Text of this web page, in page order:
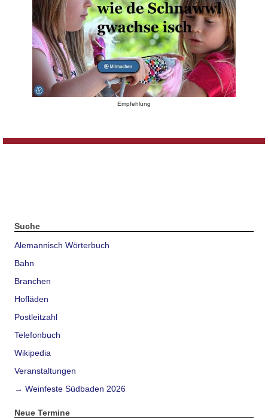
Empfehlung
Suche
Alemannisch Wörterbuch
Bahn
Branchen
Hofläden
Postleitzahl
Telefonbuch
Wikipedia
Veranstaltungen
→ Weinfeste Südbaden 2026
Neue Termine